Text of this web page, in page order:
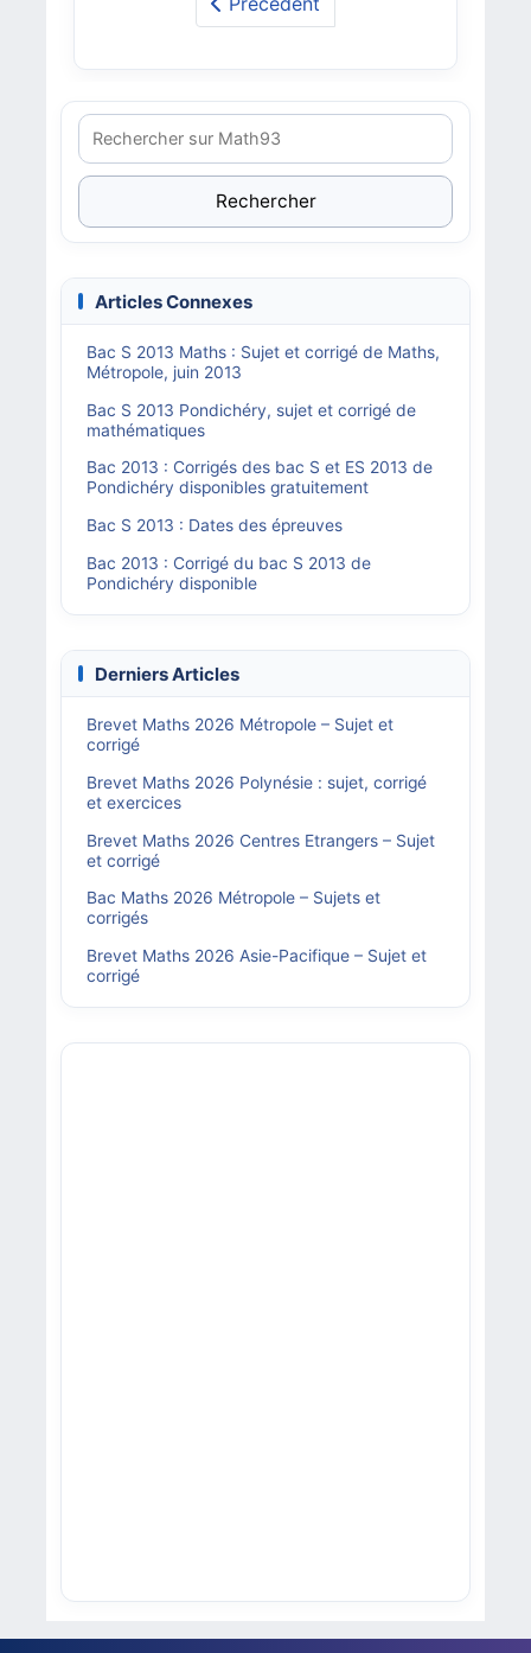
Rechercher
Articles Connexes
Bac S 2013 Maths : Sujet et corrigé de Maths,
Métropole, juin 2013
Bac S 2013 Pondichéry, sujet et corrigé de
mathématiques
Bac 2013 : Corrigés des bac S et ES 2013 de
Pondichéry disponibles gratuitement
Bac S 2013 : Dates des épreuves
Bac 2013 : Corrigé du bac S 2013 de
Pondichéry disponible
Derniers Articles
Brevet Maths 2026 Métropole – Sujet et
corrigé
Brevet Maths 2026 Polynésie : sujet, corrigé
et exercices
Brevet Maths 2026 Centres Etrangers – Sujet
et corrigé
Bac Maths 2026 Métropole – Sujets et
corrigés
Brevet Maths 2026 Asie-Pacifique – Sujet et
corrigé